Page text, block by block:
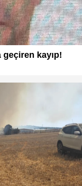
kayıp!